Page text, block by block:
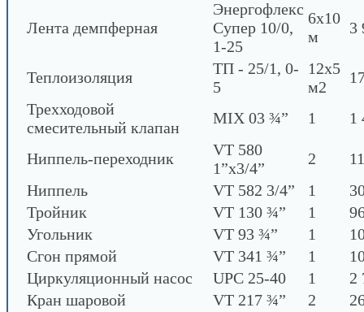
Лента демпферная
Энергофлекс
Супер 10/0,
1-25
6х10
м
3
Теплоизоляция
ТП - 25/1, 0-
5
12х5
м2
Трехходовой
смесительный клапан
MIX 03 ¾” 1 1
Ниппель-переходник
VT 580
1”х3/4”
2
Ниппель
VT 582 3/4” 1
Тройник
VT 130 ¾” 1
Угольник
VT 93 ¾” 1
Сгон прямой
VT 341 ¾” 1
Циркуляционный насос
UPC 25-40 1
2
Кран шаровой
VT 217 ¾” 2